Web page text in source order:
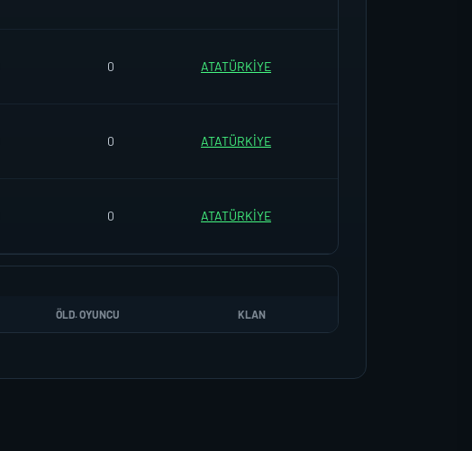
0 ATATÜRKİYE
0 ATATÜRKİYE
0 ATATÜRKİYE
ÖLD. OYUNCU KLAN